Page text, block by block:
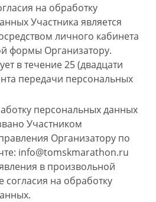
на обработку
Участника является
личного кабинета
формы Организатору.
в течение 25 (двадцати
передачи персональных
персональных данных
Участником
Организатору по
info@tomskmarathon.ru
в произвольной
на обработку